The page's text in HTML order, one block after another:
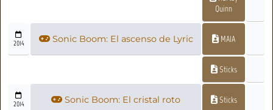
Quinn
2014 Sonic Boom: El ascenso de Lyric MAIA
Sticks
2014 Sonic Boom: El cristal roto Sticks